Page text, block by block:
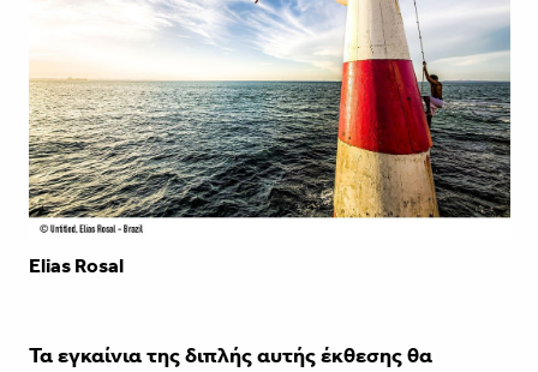
Elias Rosal
Τα εγκαίνια της διπλής αυτής έκθεσης θα